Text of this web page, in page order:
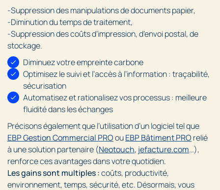
-Suppression des manipulations de documents papier,
-Diminution du temps de traitement,
-Suppression des coûts d’impression, d’envoi postal, de
stockage.
Diminuez votre empreinte carbone
Optimisez le suivi et l’accès à l’information : traçabilité,
sécurisation
Automatisez et rationalisez vos processus : meilleure
fluidité dans les échanges
Précisons également que l’utilisation d’un logiciel tel que
EBP Gestion Commercial PROouEBP Bâtiment PRO relié
à une solution partenaire (Neotouch, jefacture.com…),
renforce ces avantages dans votre quotidien.
Les gains sont multiples :coûts, productivité,
environnement, temps, sécurité, etc. Désormais, vous